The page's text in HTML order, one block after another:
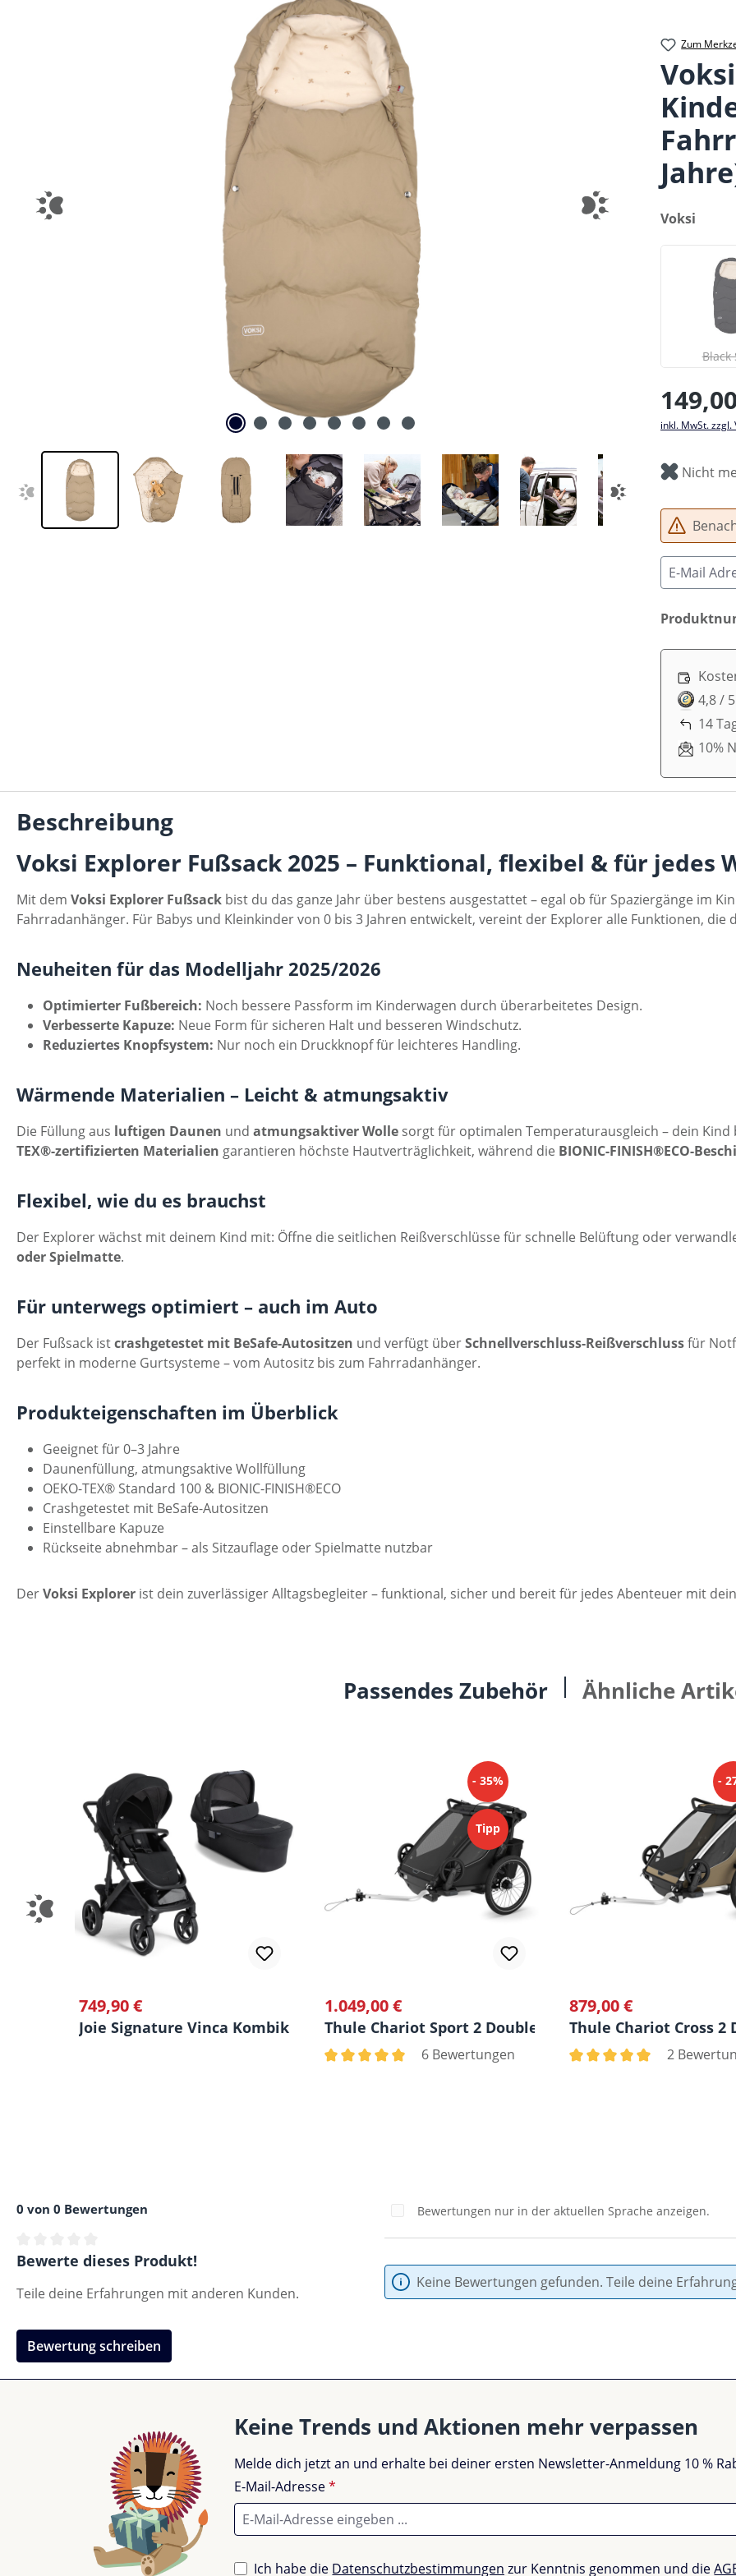
Zum
auswählen
Voksi
Black
Regulärer
inkl. MwSt.
Nicht
4,8 /
14
10%
Beschreibung
Voksi Explorer Fußsack 2025 – Funktional, flexibel & für jedes
Mit dem Voksi Explorer Fußsack bist du das ganze Jahr über bestens ausgestattet – egal ob für Spaziergänge im
Fahrradanhänger. Für Babys und Kleinkinder von 0 bis 3 Jahren entwickelt, vereint der Explorer alle Funktionen,
Neuheiten für das Modelljahr 2025/2026
Optimierter Fußbereich: Noch bessere Passform im Kinderwagen durch überarbeitetes Design.
Verbesserte Kapuze: Neue Form für sicheren Halt und besseren Windschutz.
Reduziertes Knopfsystem: Nur noch ein Druckknopf für leichteres Handling.
Wärmende Materialien – Leicht & atmungsaktiv
Die Füllung aus luftigen Daunen und atmungsaktiver Wolle sorgt für optimalen Temperaturausgleich – dein
TEX®-zertifizierten Materialien garantieren höchste Hautverträglichkeit, während die BIONIC-FINISH®ECO-
Flexibel, wie du es brauchst
Der Explorer wächst mit deinem Kind mit: Öffne die seitlichen Reißverschlüsse für schnelle Belüftung oder
oder Spielmatte.
Für unterwegs optimiert – auch im Auto
Der Fußsack istcrashgetestet mit BeSafe-Autositzen und verfügt überSchnellverschluss-Reißverschlussfür
perfekt in moderne Gurtsysteme – vom Autositz bis zum Fahrradanhänger.
Produkteigenschaften im Überblick
Geeignet für 0–3 Jahre
Daunenfüllung, atmungsaktive Wollfüllung
OEKO-TEX® Standard 100 & BIONIC-FINISH®ECO
Crashgetestet mit BeSafe-Autositzen
Einstellbare Kapuze
Rückseite abnehmbar – als Sitzauflage oder Spielmatte nutzbar
DerVoksi Explorer ist dein zuverlässiger Alltagsbegleiter – funktional, sicher und bereit für jedes Abenteuer mit
Passendes Zubehör Ähnliche
Regulärer Preis:
749,90 €
Joie Signature Vinca Kombikinderwagen
- 35%
Tipp
Regulärer Preis:
1.049,00 €
Thule Chariot Sport 2 Double Fahrradanhänger
6 Bewertungen
-
Regulärer Preis:
879,00 €
Thule Chariot Cross 2
2
0 von 0 Bewertungen
Durchschnittliche Bewertung von 0 von 5 Sternen
Bewerte dieses Produkt!
Teile deine Erfahrungen mit anderen Kunden.
Bewertung schreiben
Bewertungen nur in der aktuellen Sprache anzeigen.
Keine Bewertungen gefunden. Teile deine
Keine Trends und Aktionen mehr verpassen
Melde dich jetzt an und erhalte bei deiner ersten Newsletter-Anmeldung 10 %
E-Mail-Adresse*
Ich habe die Datenschutzbestimmungen zur Kenntnis genommen und die